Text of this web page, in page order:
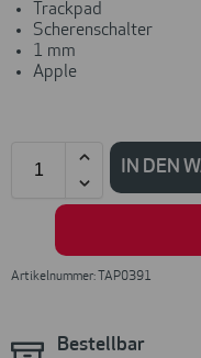
Trackpad
Scherenschalter
1 mm
Apple
IN DEN
Artikelnummer: TAP0391
Bestellbar